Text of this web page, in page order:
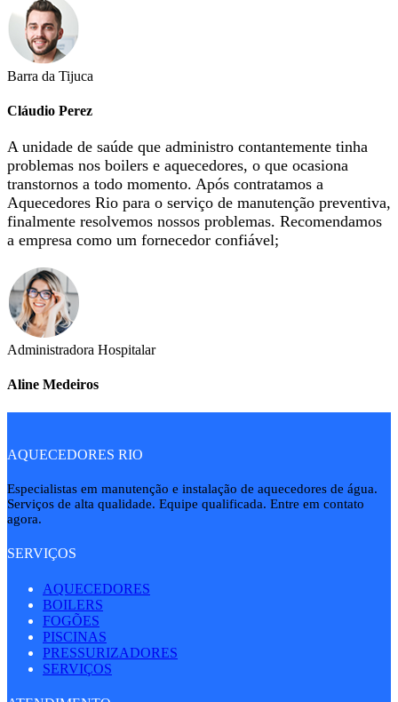
Barra da Tijuca
Cláudio Perez
A unidade de saúde que administro contantemente tinha
problemas nos boilers e aquecedores, o que ocasiona
transtornos a todo momento. Após contratamos a
Aquecedores Rio para o serviço de manutenção preventiva,
finalmente resolvemos nossos problemas. Recomendamos
a empresa como um fornecedor confiável;
Administradora Hospitalar
Aline Medeiros
AQUECEDORES RIO
Especialistas em manutenção e instalação de aquecedores de água.
Serviços de alta qualidade. Equipe qualificada. Entre em contato
agora.
SERVIÇOS
AQUECEDORES
BOILERS
FOGÕES
PISCINAS
PRESSURIZADORES
SERVIÇOS